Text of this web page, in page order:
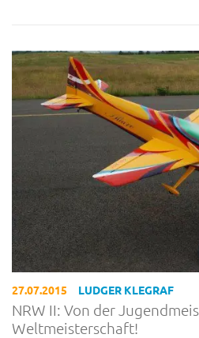
27.07.2015 LUDGER KLEGRAF
NRW II: Von der
Weltmeisterschaft!